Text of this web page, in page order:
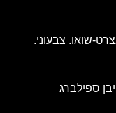
שואו. צבעוני.
ספילברג